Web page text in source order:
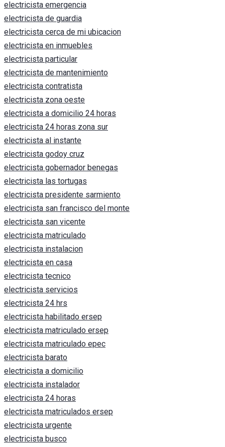
electricista emergencia
electricista de guardia
electricista cerca de mi ubicacion
electricista en inmuebles
electricista particular
electricista de mantenimiento
electricista contratista
electricista zona oeste
electricista a domicilio 24 horas
electricista 24 horas zona sur
electricista al instante
electricista godoy cruz
electricista gobernador benegas
electricista las tortugas
electricista presidente sarmiento
electricista san francisco del monte
electricista san vicente
electricista matriculado
electricista instalacion
electricista en casa
electricista tecnico
electricista servicios
electricista 24 hrs
electricista habilitado ersep
electricista matriculado ersep
electricista matriculado epec
electricista barato
electricista a domicilio
electricista instalador
electricista 24 horas
electricista matriculados ersep
electricista urgente
electricista busco